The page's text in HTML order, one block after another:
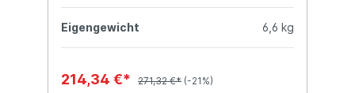
Eigengewicht 6,6 kg
214,34 €* 271,32 €* (-21%)